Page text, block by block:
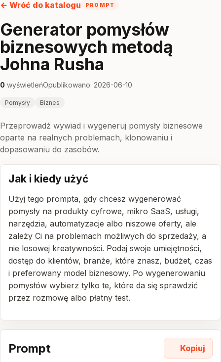
← Wróć do katalogu PROMPT
Generator pomysłów
biznesowych metodą
Johna Rusha
0 wyświetleńOpublikowano: 2026-06-10
Pomysły Biznes
Przeprowadź wywiad i wygeneruj pomysły biznesowe
oparte na realnych problemach, klonowaniu i
dopasowaniu do zasobów.
Jak i kiedy użyć
Użyj tego prompta, gdy chcesz wygenerować
pomysły na produkty cyfrowe, mikro SaaS, usługi,
narzędzia, automatyzacje albo niszowe oferty, ale
zależy Ci na problemach możliwych do sprzedaży, a
nie losowej kreatywności. Podaj swoje umiejętności,
dostęp do klientów, branże, które znasz, budżet, czas
i preferowany model biznesowy. Po wygenerowaniu
pomysłów wybierz tylko te, które da się sprawdzić
przez rozmowę albo płatny test.
Prompt Kopiuj